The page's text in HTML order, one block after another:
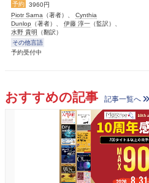
予約
3960円
Piotr Sarna （著者）、 Cynthia
Dunlop （著者）、 伊藤 淳一 （監訳）、
水野 貴明 （翻訳）
その他言語
予約受付中
おすすめの記事 記事一覧へ